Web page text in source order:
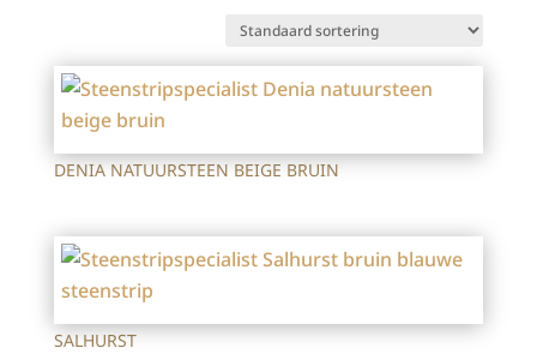
DENIA NATUURSTEEN BEIGE BRUIN
SALHURST